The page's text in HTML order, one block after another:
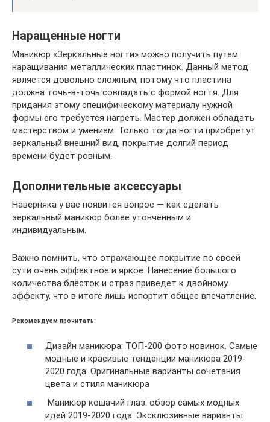
Наращенные ногти
Маникюр «Зеркальные ногти» можно получить путем
наращивания металлических пластинок. Данный метод
является довольно сложным, потому что пластина
должна точь-в-точь совпадать с формой ногтя. Для
придания этому специфическому материалу нужной
формы его требуется нагреть. Мастер должен обладать
мастерством и умением. Только тогда ногти приобретут
зеркальный внешний вид, покрытие долгий период
времени будет ровным.
Дополнительные аксессуары
Наверняка у вас появится вопрос — как сделать
зеркальный маникюр более утончённым и
индивидуальным.
Важно помнить, что отражающее покрытие по своей
сути очень эффектное и яркое. Нанесение большого
количества блёсток и страз приведет к двойному
эффекту, что в итоге лишь испортит общее впечатление.
Рекомендуем прочитать:
Дизайн маникюра: ТОП-200 фото новинок. Самые
модные и красивые тенденции маникюра 2019-
2020 года. Оригинальные варианты сочетания
цвета и стиля маникюра
Маникюр кошачий глаз: обзор самых модных
идей 2019-2020 года. Эксклюзивные варианты